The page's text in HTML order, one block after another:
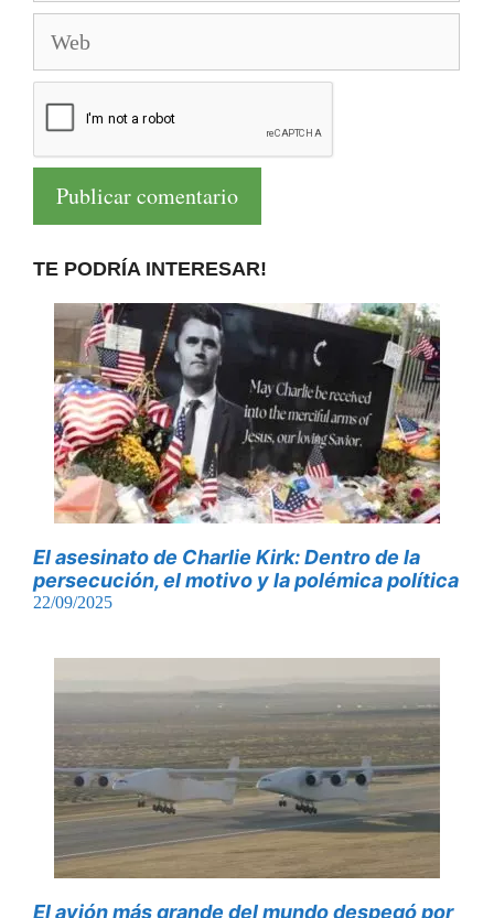
TE PODRÍA INTERESAR!
El asesinato de Charlie Kirk: Dentro de la
persecución, el motivo y la polémica política
22/09/2025
El avión más grande del mundo despegó por